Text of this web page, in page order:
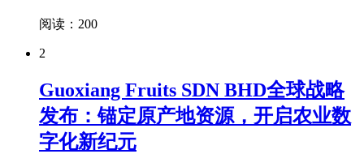
阅读：200
2
Guoxiang Fruits SDN BHD全球战略
发布：锚定原产地资源，开启农业数
字化新纪元